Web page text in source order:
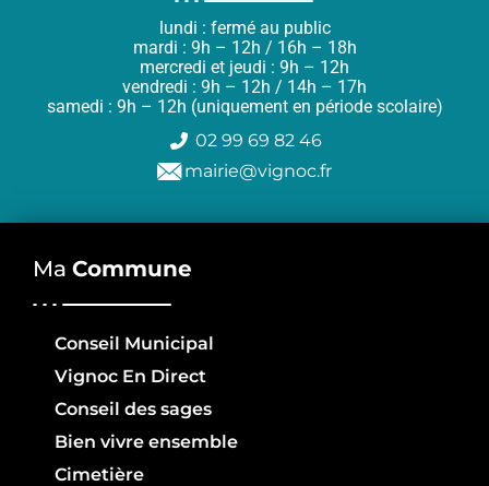
lundi : fermé au public
mardi : 9h – 12h / 16h – 18h
mercredi et jeudi : 9h – 12h
vendredi : 9h – 12h / 14h – 17h
samedi : 9h – 12h (uniquement en période scolaire)
02 99 69 82 46
mairie@vignoc.fr
Ma Commune
Conseil Municipal
Vignoc En Direct
Conseil des sages
Bien vivre ensemble
Cimetière